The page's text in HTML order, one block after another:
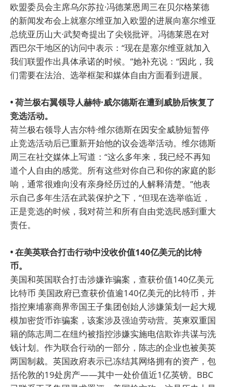
欧盟委员会主席乌尔苏拉·冯德莱恩周三在贝尔格莱德
的新闻发布会上就塞尔维亚加入欧盟的进展向塞尔维亚
总统亚历山大·武契奇提出了尖锐批评。冯德莱恩在对
西巴尔干地区的访问中表示：“现在是塞尔维亚就加入
我们联盟作出具体承诺的时候。”她补充说：“因此，我
们需要在法治、选举框架和媒体自由方面看到进展。
• 荷兰极右翼领导人赫特·威尔德斯在遭到威胁后恢复了
竞选活动。
荷兰极右领导人吉尔特·维尔德斯在因安全威胁短暂停
止竞选活动后已重新开始他的议会选举活动。维尔德斯
周三在社交媒体上写道：“这么多年来，我已经不再知
道个人自由的感觉。所有这些对你自己和你的家庭的影
响，通常很难向没有亲身经历过的人解释清楚。”他表
示自己多年生活在武装保护之下，“但现在选举临近，
正是竞选的时候，我对荷兰和所有自由党选民感到重大
责任。
• 在美英联合打击行动中没收价值140亿美元的比特
币。
美国和英国联合打击涉嫌诈骗案，查获价值140亿美元
比特币 美国政府已查获价值逾140亿美元的比特币，并
指控柬埔寨商界帝国王子集团创始人涉嫌策划一起大规
模加密货币诈骗案，该案涉及强迫劳动营。英柬双重国
籍的陈志周二在纽约被指控涉嫌实施电信欺诈共谋与洗
钱计划。作为联合行动的一部分，陈志的企业也被美英
两国制裁。英国政府表示已冻结其网络拥有的资产，包
括伦敦的19处房产——其中一处价值近1亿英镑。BBC